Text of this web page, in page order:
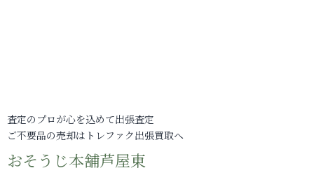
査定のプロが心を込めて出張査定
ご不要品の売却はトレファク出張買取へ
おそうじ本舗芦屋東